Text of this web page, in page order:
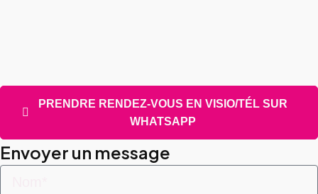
PRENDRE RENDEZ-VOUS EN VISIO/TÉL SUR
WHATSAPP
Envoyer un message